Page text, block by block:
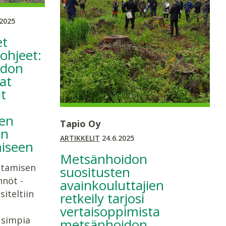
-
Tapio Oy
ARTIKKELIT 24.6.2025
Metsänhoidon
suositusten
avainkouluttajien
retkeily tarjosi
vertaisoppimista